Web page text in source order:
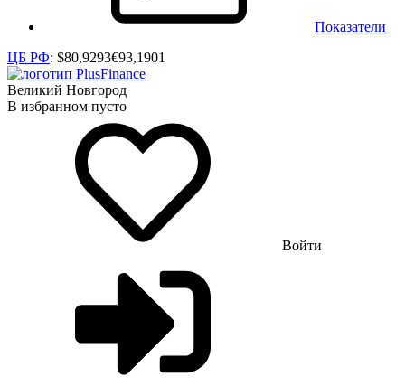
Показатели
ЦБ РФ: $80,9293€93,1901
Великий Новгород
В избранном пусто
Войти